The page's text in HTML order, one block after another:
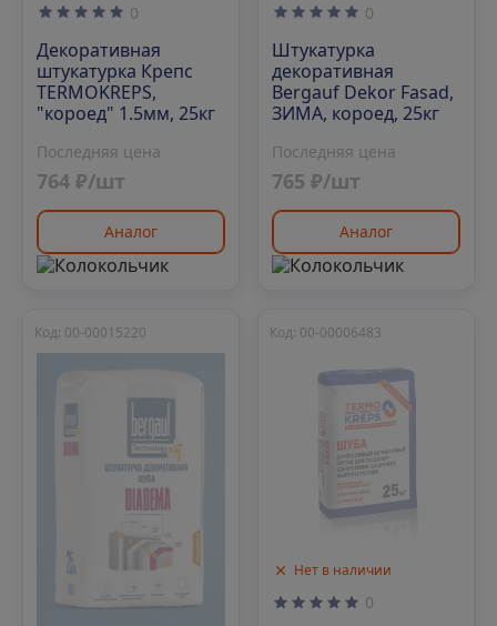
0
Декоративная
штукатурка Крепс
TERMOKREPS,
"короед" 1.5мм, 25кг
Последняя цена
764 ₽/шт
Аналог
0
Штукатурка
декоративная
Bergauf Dekor Fasad,
ЗИМА, короед, 25кг
Последняя цена
765 ₽/шт
Аналог
Код: 00-00015220
Нет в наличии
Код: 00-00006483
0